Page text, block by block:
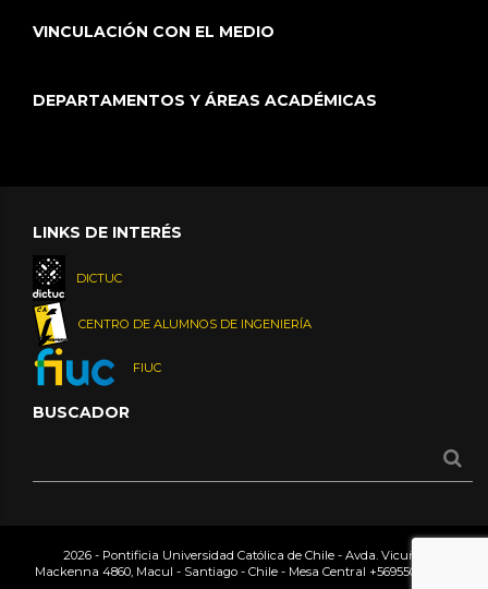
VINCULACIÓN CON EL MEDIO
DEPARTAMENTOS Y ÁREAS ACADÉMICAS
LINKS DE INTERÉS
DICTUC
CENTRO DE ALUMNOS DE INGENIERÍA
FIUC
BUSCADOR
2026 - Pontificia Universidad Católica de Chile - Avda. Vicuña
Mackenna 4860, Macul - Santiago - Chile - Mesa Central +56955042000